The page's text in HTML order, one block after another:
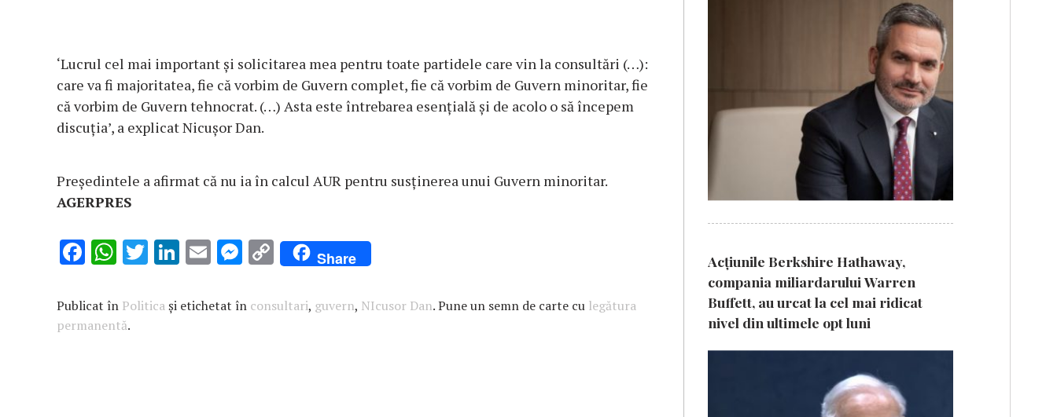
‘Lucrul cel mai important și solicitarea mea pentru toate partidele care vin la consultări (…):
care va fi majoritatea, fie că vorbim de Guvern complet, fie că vorbim de Guvern minoritar, fie
că vorbim de Guvern tehnocrat. (…) Asta este întrebarea esențială și de acolo o să începem
discuția’, a explicat Nicușor Dan.
Președintele a afirmat că nu ia în calcul AUR pentru susținerea unui Guvern minoritar.
AGERPRES
F
e
b
W
at
s
T
it
Li
k
E
ai
M
se
C
o
p
Share
Publicat în Politicași etichetat în consultari, guvern, NIcusor Dan. Pune un semn de carte cu legătura
permanentă.
Acțiunile Berkshire Hathaway,
compania miliardarului Warren
Buffett, au urcat la cel mai ridicat
nivel din ultimele opt luni